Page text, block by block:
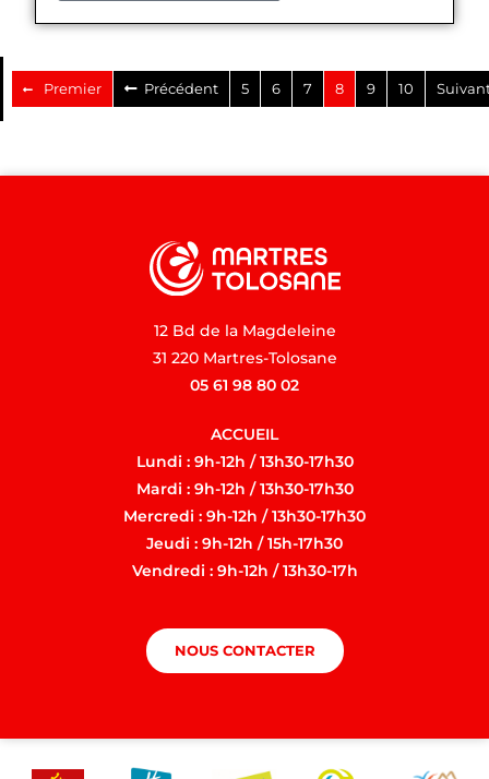
Premier Précédent 5 6 7 8 9 10
12 Bd de la Magdeleine
31 220 Martres-Tolosane
05 61 98 80 02
ACCUEIL
Lundi : 9h-12h / 13h30-17h30
Mardi : 9h-12h / 13h30-17h30
Mercredi : 9h-12h / 13h30-17h30
Jeudi : 9h-12h / 15h-17h30
Vendredi : 9h-12h / 13h30-17h
NOUS CONTACTER